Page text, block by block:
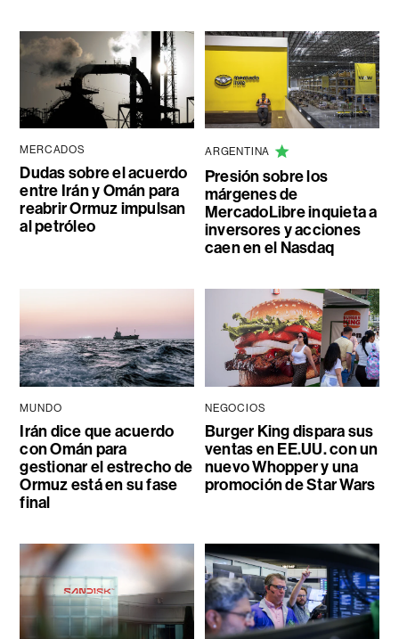
MERCADOS
Dudas sobre el acuerdo
entre Irán y Omán para
reabrir Ormuz impulsan
al petróleo
ARGENTINA
Presión sobre los
márgenes de
MercadoLibre inquieta a
inversores y acciones
caen en el Nasdaq
MUNDO
Irán dice que acuerdo
con Omán para
gestionar el estrecho de
Ormuz está en su fase
final
NEGOCIOS
Burger King dispara sus
ventas en EE.UU. con un
nuevo Whopper y una
promoción de Star Wars